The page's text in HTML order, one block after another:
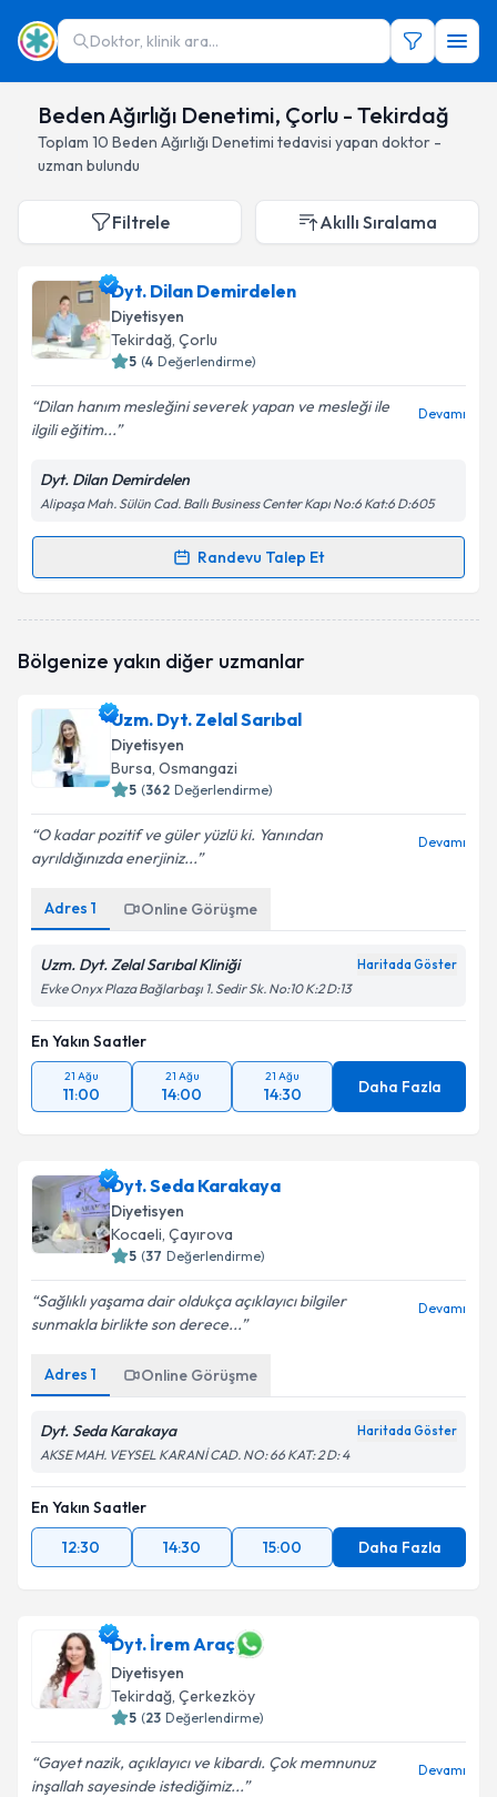
Doktor, klinik ara...
Beden Ağırlığı Denetimi, Çorlu - Tekirdağ
Toplam 10 Beden Ağırlığı Denetimi tedavisi yapan doktor -
uzman bulundu
Filtrele Akıllı Sıralama
Dyt. Dilan Demirdelen
Diyetisyen
Tekirdağ, Çorlu
5 (4 Değerlendirme)
Dilan hanım mesleğini severek yapan ve mesleği ile
ilgili eğitim...
Devamı
Dyt. Dilan Demirdelen
Alipaşa Mah. Sülün Cad. Ballı Business Center Kapı No:6 Kat:6 D:605
Randevu Talep Et
Randevu Takvimi Talebi
oluşturun. Size bu uzmandan randevu almanız için bir
E-posta Adresiniz
Kişisel verilerimin işlenmesine ilişkin
Aydınlatma
Metni'ni okudum ve kişisel verilerimin belirtilen
Takvim Talebini Gönder
Bölgenize yakın diğer uzmanlar
Uzm. Dyt. Zelal Sarıbal
Diyetisyen
Bursa, Osmangazi
5 (362 Değerlendirme)
O kadar pozitif ve güler yüzlü ki. Yanından
ayrıldığınızda enerjiniz...
Devamı
Adres 1 Online Görüşme
Uzm. Dyt. Zelal Sarıbal Kliniği Haritada Göster
Evke Onyx Plaza Bağlarbaşı 1. Sedir Sk. No:10 K:2 D:13
En Yakın Saatler
21 Ağu
11:00
21 Ağu
14:00
21 Ağu
14:30 Daha Fazla
Dyt. Seda Karakaya
Diyetisyen
Kocaeli, Çayırova
5 (37 Değerlendirme)
Sağlıklı yaşama dair oldukça açıklayıcı bilgiler
sunmakla birlikte son derece...
Devamı
Adres 1 Online Görüşme
Dyt. Seda Karakaya Haritada Göster
AKSE MAH. VEYSEL KARANİ CAD. NO: 66 KAT: 2 D: 4
En Yakın Saatler
12:30
14:30 15:00 Daha Fazla
Dyt. İrem Araç
Diyetisyen
Tekirdağ, Çerkezköy
5 (23 Değerlendirme)
Gayet nazik, açıklayıcı ve kibardı. Çok memnunuz
inşallah sayesinde istediğimiz...
Devamı